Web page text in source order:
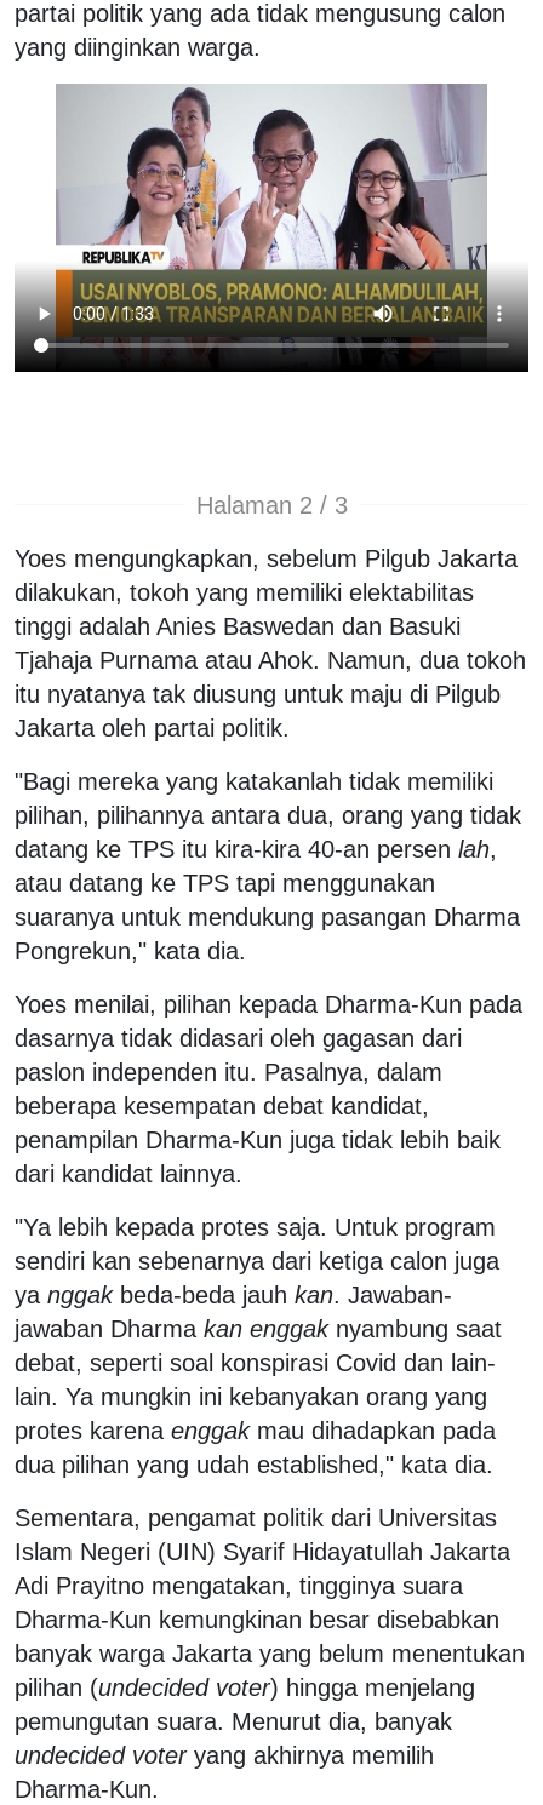
partai politik yang ada tidak mengusung calon
yang diinginkan warga.
Halaman 2 / 3
Yoes mengungkapkan, sebelum Pilgub Jakarta
dilakukan, tokoh yang memiliki elektabilitas
tinggi adalah Anies Baswedan dan Basuki
Tjahaja Purnama atau Ahok. Namun, dua tokoh
itu nyatanya tak diusung untuk maju di Pilgub
Jakarta oleh partai politik.
"Bagi mereka yang katakanlah tidak memiliki
pilihan, pilihannya antara dua, orang yang tidak
datang ke TPS itu kira-kira 40-an persen lah,
atau datang ke TPS tapi menggunakan
suaranya untuk mendukung pasangan Dharma
Pongrekun," kata dia.
Yoes menilai, pilihan kepada Dharma-Kun pada
dasarnya tidak didasari oleh gagasan dari
paslon independen itu. Pasalnya, dalam
beberapa kesempatan debat kandidat,
penampilan Dharma-Kun juga tidak lebih baik
dari kandidat lainnya.
"Ya lebih kepada protes saja. Untuk program
sendiri kan sebenarnya dari ketiga calon juga
ya nggakbeda-beda jauh kan. Jawaban-
jawaban Dharma kan enggaknyambung saat
debat, seperti soal konspirasi Covid dan lain-
lain. Ya mungkin ini kebanyakan orang yang
protes karena enggakmau dihadapkan pada
dua pilihan yang udah established," kata dia.
Sementara, pengamat politik dari Universitas
Islam Negeri (UIN) Syarif Hidayatullah Jakarta
Adi Prayitno mengatakan, tingginya suara
Dharma-Kun kemungkinan besar disebabkan
banyak warga Jakarta yang belum menentukan
pilihan (undecided voter) hingga menjelang
pemungutan suara. Menurut dia, banyak
undecided voteryang akhirnya memilih
Dharma-Kun.